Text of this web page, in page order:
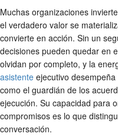
Muchas organizaciones
el verdadero valor se
convierte en acción. Sin un
decisiones pueden quedar en
olvidan por completo, y la
asistente ejecutivo
como el guardián de los
ejecución. Su capacidad para
compromisos es lo que
conversación.